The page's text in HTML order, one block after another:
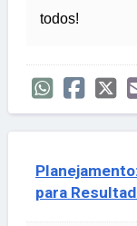
todos!
para